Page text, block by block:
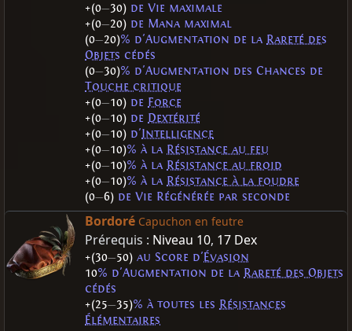
+(0—30) de Vie maximale
+(0—20) de Mana maximal
(0—20)% d'Augmentation de la Rareté des
Objets cédés
(0—30)% d'Augmentation des Chances de
Touche critique
+(0—10) de Force
+(0—10) de Dextérité
+(0—10) d'Intelligence
+(0—10)% à la Résistance au feu
+(0—10)% à la Résistance au froid
+(0—10)% à la Résistance à la foudre
(0—6) de Vie Régénérée par seconde
Bordoré Capuchon en feutre
Prérequis : Niveau 10, 17 Dex
+(30—50) au Score d'Évasion
10% d'Augmentation de la Rareté des Objets
cédés
+(25—35)% à toutes les Résistances
Élémentaires